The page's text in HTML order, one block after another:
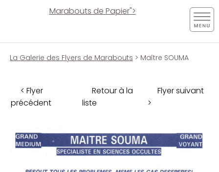
Marabouts de Papier">
La Galerie des Flyers de Marabouts > Maître SOUMA
< Flyer
précédent
Retour à la
liste
Flyer suivant
>